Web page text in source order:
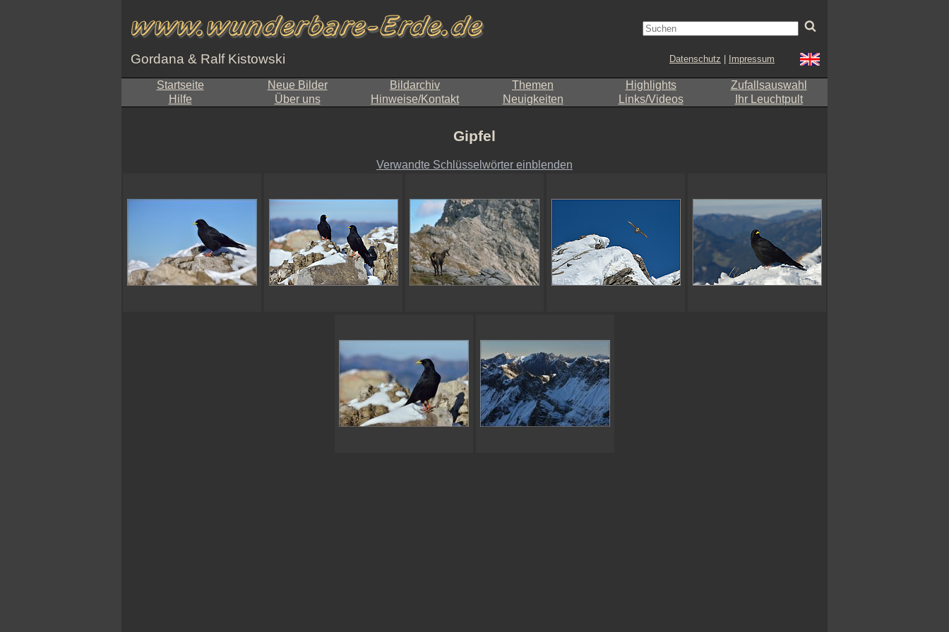
Gordana & Ralf Kistowski Datenschutz Impressum
Startseite Neue Bilder Bildarchiv Themen Highlights
Zufallsauswahl
Hilfe
Über uns Hinweise/Kontakt Neuigkeiten Links/Videos Ihr Leuchtpult
Gipfel
Verwandte Schlüsselwörter einblenden